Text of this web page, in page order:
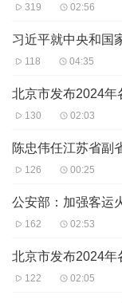
子，中国继“网”开
互联网不仅深刻改
兴业态。其中，二
回首往昔，二手交
方式逐渐被边缘化
断舍离、极简主义
生活方式创新大多
语境里和“岀二手”
成为一种新兴的生
319 02:56
118 04:35
北京市发布2024年
130 02:03
陈忠伟任江苏省副
126 00:25
162 02:53
北京市发布2024年
122 02:05